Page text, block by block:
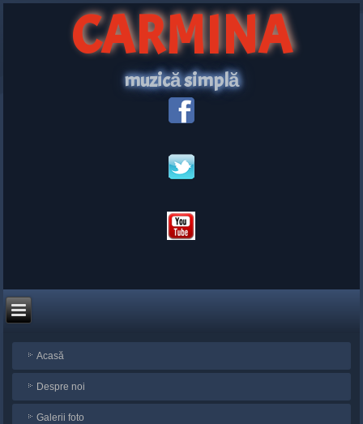
CARMINA
muzică simplă
Acasă
Despre noi
Galerii foto